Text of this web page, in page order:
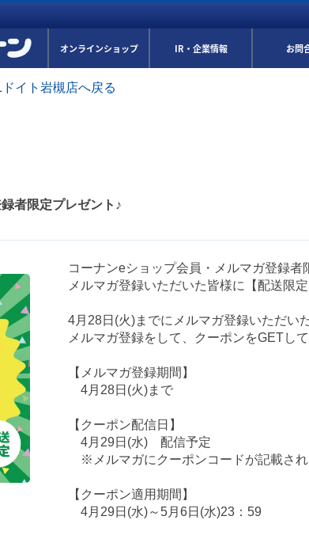
オンラインショップ IR・企業情報 お問
イト岩槻店へ戻る
者限定プレゼント♪
コーナンeショップ会員・メルマガ登録者
メルマガ登録いただいた皆様に【配送限
4月28日(火)までにメルマガ登録いただい
メルマガ登録をして、クーポンをGETして
【メルマガ登録期間】
4月28日(火)まで
【クーポン配信日】
4月29日(水) 配信予定
※メルマガにクーポンコードが記載され
【クーポン適用期間】
4月29日(水)～5月6日(水)23：59